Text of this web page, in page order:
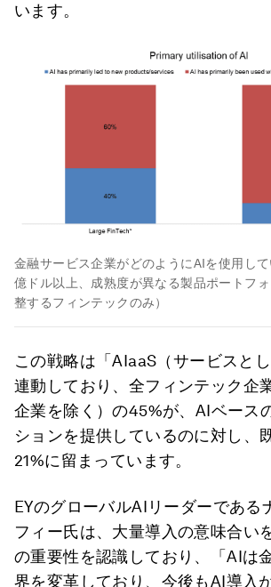
います。
金融サービス企業がどのようにAIを使用し
億ドル以上、成熟度が異なる製品ポートフ
整するフィンテックのみ）
この戦略は「AIaaS（サービスと
連動しており、全フィンテック企
企業を除く）の45%が、AIベース
ションを提供しているのに対し、
21%に留まっています。
EYのグローバルAIリーダーである
フィー氏は、大量導入の意味合い
の重要性を認識しており、「AIは
界を変革しており、今後もAI導入